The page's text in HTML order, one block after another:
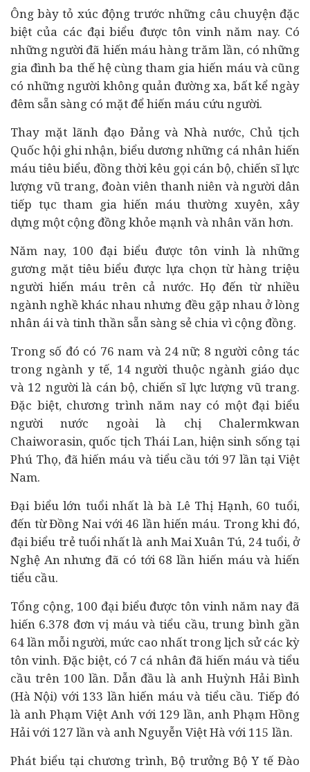
Ông bày tỏ xúc động trước những câu chuyện đặc
biệt của các đại biểu được tôn vinh năm nay. Có
những người đã hiến máu hàng trăm lần, có những
gia đình ba thế hệ cùng tham gia hiến máu và cũng
có những người không quản đường xa, bất kể ngày
đêm sẵn sàng có mặt để hiến máu cứu người.
Thay mặt lãnh đạo Đảng và Nhà nước, Chủ tịch
Quốc hội ghi nhận, biểu dương những cá nhân hiến
máu tiêu biểu, đồng thời kêu gọi cán bộ, chiến sĩ lực
lượng vũ trang, đoàn viên thanh niên và người dân
tiếp tục tham gia hiến máu thường xuyên, xây
dựng một cộng đồng khỏe mạnh và nhân văn hơn.
Năm nay, 100 đại biểu được tôn vinh là những
gương mặt tiêu biểu được lựa chọn từ hàng triệu
người hiến máu trên cả nước. Họ đến từ nhiều
ngành nghề khác nhau nhưng đều gặp nhau ở lòng
nhân ái và tinh thần sẵn sàng sẻ chia vì cộng đồng.
Trong số đó có 76 nam và 24 nữ; 8 người công tác
trong ngành y tế, 14 người thuộc ngành giáo dục
và 12 người là cán bộ, chiến sĩ lực lượng vũ trang.
Đặc biệt, chương trình năm nay có một đại biểu
người nước ngoàilà chị Chalermkwan
Chaiworasin, quốc tịch Thái Lan, hiện sinh sống tại
Phú Thọ, đã hiến máu và tiểu cầu tới 97 lần tại Việt
Nam.
Đại biểu lớn tuổi nhất là bà Lê Thị Hạnh, 60 tuổi,
đến từ Đồng Nai với 46 lần hiến máu. Trong khi đó,
đại biểu trẻ tuổi nhất là anh Mai Xuân Tú, 24 tuổi, ở
Nghệ An nhưng đã có tới 68 lần hiến máu và hiến
tiểu cầu.
Tổng cộng, 100 đại biểu được tôn vinh năm nay đã
hiến 6.378 đơn vị máu và tiểu cầu, trung bình gần
64 lần mỗi người, mức cao nhất trong lịch sử các kỳ
tôn vinh. Đặc biệt, có 7 cá nhân đã hiến máu và tiểu
cầu trên 100 lần. Dẫn đầu là anh Huỳnh Hải Bình
(Hà Nội) với 133 lần hiến máu và tiểu cầu. Tiếp đó
là anh Phạm Việt Anh với 129 lần, anh Phạm Hồng
Hải với 127 lần và anh Nguyễn Việt Hà với 115 lần.
Phát biểu tại chương trình, Bộ trưởng Bộ Y tế Đào